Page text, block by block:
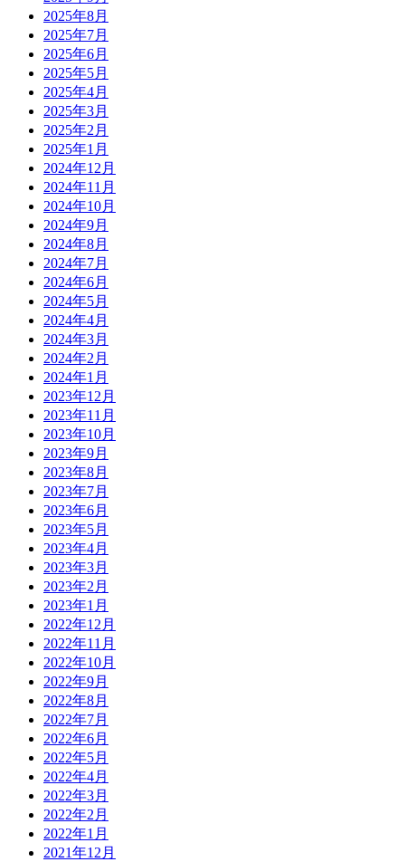
2025年8月
2025年7月
2025年6月
2025年5月
2025年4月
2025年3月
2025年2月
2025年1月
2024年12月
2024年11月
2024年10月
2024年9月
2024年8月
2024年7月
2024年6月
2024年5月
2024年4月
2024年3月
2024年2月
2024年1月
2023年12月
2023年11月
2023年10月
2023年9月
2023年8月
2023年7月
2023年6月
2023年5月
2023年4月
2023年3月
2023年2月
2023年1月
2022年12月
2022年11月
2022年10月
2022年9月
2022年8月
2022年7月
2022年6月
2022年5月
2022年4月
2022年3月
2022年2月
2022年1月
2021年12月